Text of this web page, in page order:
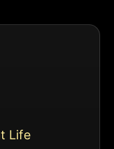
Life